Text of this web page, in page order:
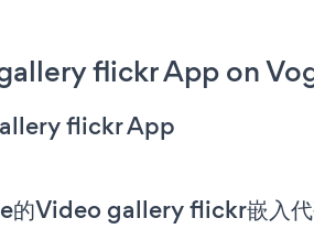
flickr App on
flickr App
Video gallery flickr嵌入